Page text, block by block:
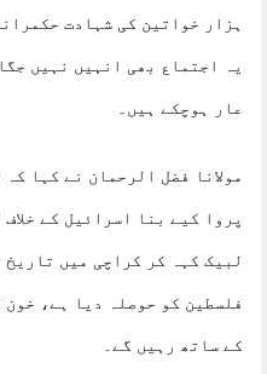
ہزار خواتین کی شہادت
یہ اجتماع بھی انہیں نہیں
عار ہوچکے ہیں۔
مولانا فضل الرحمان نے کہا
پروا کیے بنا اسرائیل کے
لبیک کہہ کر کراچی میں
فلسطین کو حوصلہ دیا ہے،
کے ساتھ رہیں گے۔